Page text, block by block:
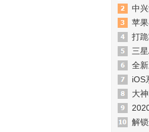
中
苹
打
三
全
iOS
大
解